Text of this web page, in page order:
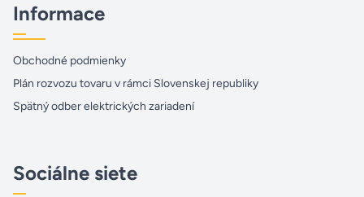
Informace
Obchodné podmienky
Plán rozvozu tovaru v rámci Slovenskej republiky
Spätný odber elektrických zariadení
Sociálne siete